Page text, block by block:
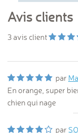
Avis clients
3 avis client
par
En orange, super
chien qui nage
par